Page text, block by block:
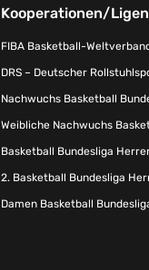
Kooperationen/Ligen
FIBA Basketball-
DRS – Deutscher
Nachwuchs Basketball
Weibliche Nachwuchs
Basketball Bundesliga
2. Basketball Bundesliga
Damen Basketball